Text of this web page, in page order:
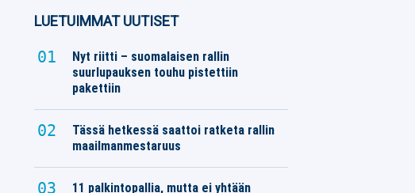
LUETUIMMAT UUTISET
Nyt riitti – suomalaisen rallin
suurlupauksen touhu pistettiin
pakettiin
Tässä hetkessä saattoi ratketa rallin
maailmanmestaruus
11 palkintopallia, mutta ei yhtään